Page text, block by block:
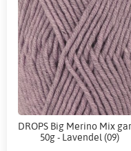
DROPS Big Merino Mix
50g - Lavendel (09)